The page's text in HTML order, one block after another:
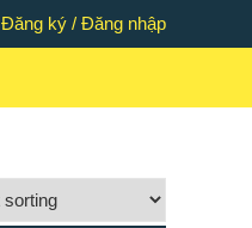
Đăng ký / Đăng nhập